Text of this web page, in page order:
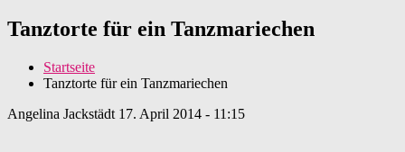
Tanztorte für ein Tanzmariechen
Startseite
Tanztorte für ein Tanzmariechen
Angelina Jackstädt 17. April 2014 - 11:15